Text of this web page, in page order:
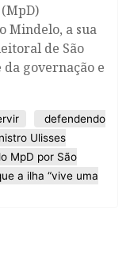
Mindelo, a sua
de São
governação e
defendendo
Ulisses
MpD por São
a ilha “vive uma